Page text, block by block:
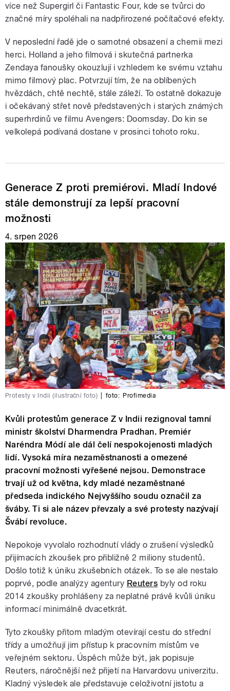
více než Supergirl či Fantastic Four, kde se tvůrci do
značné míry spoléhali na nadpřirozené počítačové efekty.
V neposlední řadě jde o samotné obsazení a chemii mezi
herci. Holland a jeho filmová i skutečná partnerka
Zendaya fanoušky okouzlují i vzhledem ke svému vztahu
mimo filmový plac. Potvrzují tím, že na oblíbených
hvězdách, chtě nechtě, stále záleží. To ostatně dokazuje
i očekávaný střet nově představených i starých známých
superhrdinů ve filmu Avengers: Doomsday. Do kin se
velkolepá podívaná dostane v prosinci tohoto roku.
Generace Z proti premiérovi. Mladí Indové
stále demonstrují za lepší pracovní
možnosti
4. srpen 2026
Protesty v Indii (ilustrační foto) foto: Profimedia
Kvůli protestům generace Z v Indii rezignoval tamní
ministr školství Dharmendra Pradhan. Premiér
Naréndra Módí ale dál čelí nespokojenosti mladých
lidí. Vysoká míra nezaměstnanosti a omezené
pracovní možnosti vyřešené nejsou. Demonstrace
trvají už od května, kdy mladé nezaměstnané
předseda indického Nejvyššího soudu označil za
šváby. Ti si ale název převzaly a své protesty nazývají
Švábí revoluce.
Nepokoje vyvolalo rozhodnutí vlády o zrušení výsledků
přijímacích zkoušek pro přibližně 2 miliony studentů.
Došlo totiž k úniku zkušebních otázek. To se ale nestalo
poprvé, podle analýzy agentury Reuters byly od roku
2014 zkoušky prohlášeny za neplatné právě kvůli úniku
informací minimálně dvacetkrát.
Tyto zkoušky přitom mladým otevírají cestu do střední
třídy a umožňují jim přístup k pracovním místům ve
veřejném sektoru. Úspěch může být, jak popisuje
Reuters, náročnější než přijetí na Harvardovu univerzitu.
Kladný výsledek ale představuje celoživotní jistotu a